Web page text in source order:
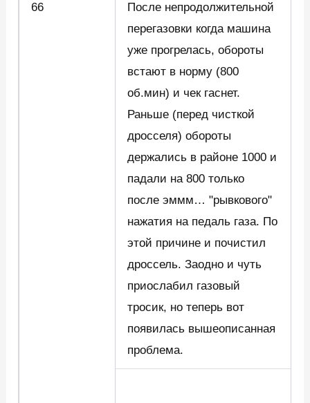
66
После непродолжительной
перегазовки когда машина
уже прогрелась, обороты
встают в норму (800
об.мин) и чек гаснет.
Раньше (перед чисткой
дросселя) обороты
держались в районе 1000 и
падали на 800 только
после эммм… "рывкового"
нажатия на педаль газа. По
этой причине и почистил
дроссель. Заодно и чуть
приослабил газовый
тросик, но теперь вот
появилась вышеописанная
проблема.